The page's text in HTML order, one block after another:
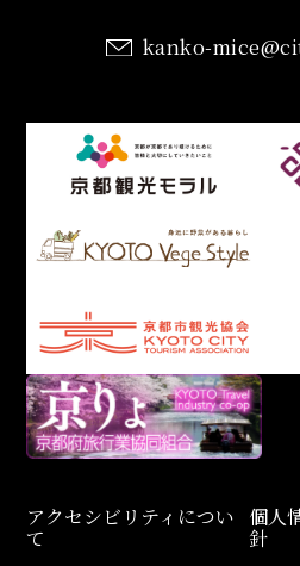
kanko-
アクセシビリティについ
て
個人
針